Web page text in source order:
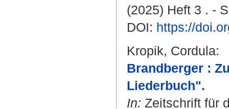
(2025) Heft 3 . -
DOI: https://
Kropik, Cordula:
Brandberger :
Liederbuch".
In: Zeitschrift für